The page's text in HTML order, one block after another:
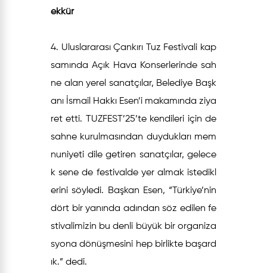
ekkür
4. Uluslararası Çankırı Tuz Festivali kap
samında Açık Hava Konserlerinde sah
ne alan yerel sanatçılar, Belediye Başk
anı İsmail Hakkı Esen’i makamında ziya
ret etti. TUZFEST’25’te kendileri için de
sahne kurulmasından duydukları mem
nuniyeti dile getiren sanatçılar, gelece
k sene de festivalde yer almak istedikl
erini söyledi. Başkan Esen, “Türkiye’nin
dört bir yanında adından söz edilen fe
stivalimizin bu denli büyük bir organiza
syona dönüşmesini hep birlikte başard
ık.” dedi.